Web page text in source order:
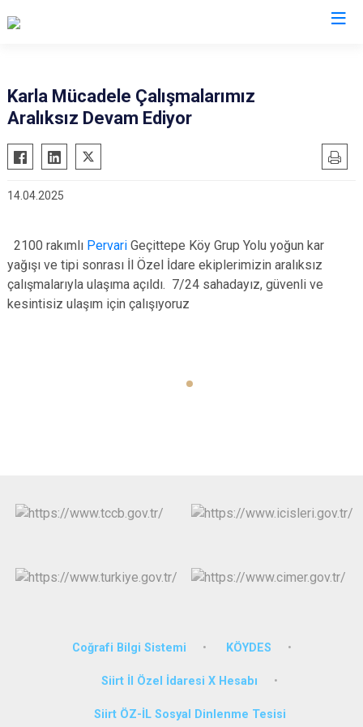
Karla Mücadele Çalışmalarımız
Aralıksız Devam Ediyor
14.04.2025
2100 rakımlı Pervari Geçittepe Köy Grup Yolu yoğun kar
yağışı ve tipi sonrası İl Özel İdare ekiplerimizin aralıksız
çalışmalarıyla ulaşıma açıldı. 7/24 sahadayız, güvenli ve
kesintisiz ulaşım için çalışıyoruz
Coğrafi Bilgi Sistemi KÖYDES
Siirt İl Özel İdaresi X Hesabı
Siirt ÖZ-İL Sosyal Dinlenme Tesisi